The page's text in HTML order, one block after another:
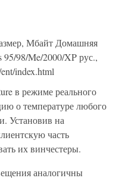
Мбайт Домашняя
98/Me/2000/XP рус.,
index.html
в режиме реального
о температуре любого
Установив на
часть
их винчестеры.
аналогичны